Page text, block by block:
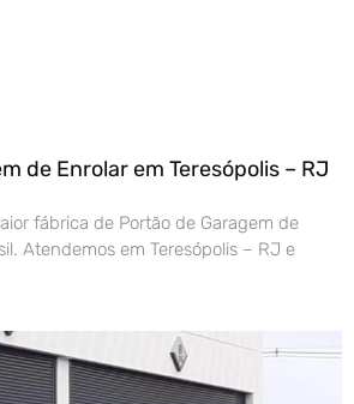
de Enrolar em Teresópolis – RJ
fábrica de Portão de Garagem de
Atendemos em Teresópolis – RJ e